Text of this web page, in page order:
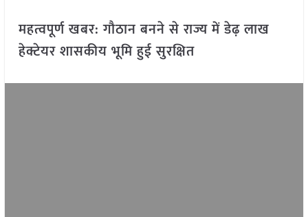
महत्वपूर्ण खबर: गौठान बनने से राज्य में डेढ़ लाख
हेक्टेयर शासकीय भूमि हुई सुरक्षित